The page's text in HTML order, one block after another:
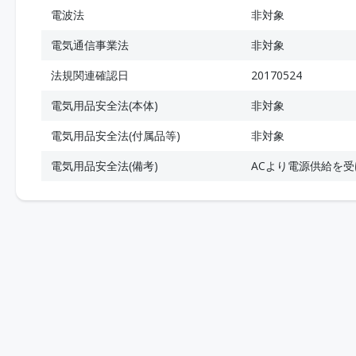
電波法
非対象
電気通信事業法
非対象
法規関連確認日
20170524
電気用品安全法(本体)
非対象
電気用品安全法(付属品等)
非対象
電気用品安全法(備考)
ACより電源供給を